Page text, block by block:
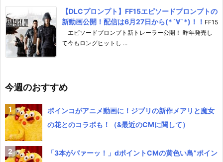
【DLCプロンプト】FF15エピソードプロンプトの
新動画公開！配信は6月27日から(*´∀`*)！！ FF15
エピソードプロンプト新トレーラー公開！ 昨年発売し
て今もロングヒットし ...
今週のおすすめ
ポインコがアニメ動画に！ジブリの新作メアリと魔女
の花とのコラボも！（&最近のCMに関して）
「3本がパァーッ！」dポイントCMの黄色い鳥”ポイン